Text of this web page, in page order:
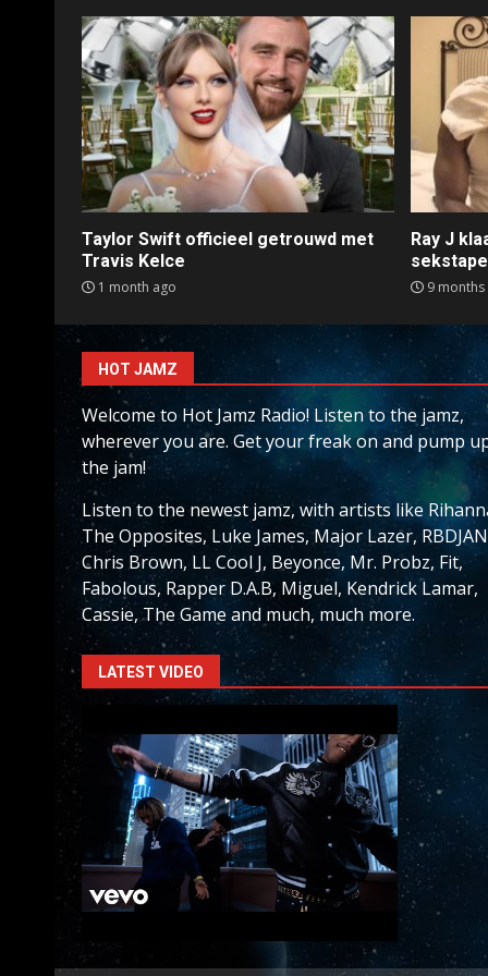
Taylor Swift officieel getrouwd met
Travis Kelce
1 month ago
Ray J
sekstape
9 months
HOT JAMZ
Welcome to Hot Jamz Radio! Listen to the jamz,
wherever you are. Get your freak on and pump
the jam!
Listen to the newest jamz, with artists like
The Opposites, Luke James, Major Lazer,
Chris Brown, LL Cool J, Beyonce, Mr. Probz, Fit,
Fabolous, Rapper D.A.B, Miguel, Kendrick Lamar,
Cassie, The Game and much, much more.
LATEST VIDEO